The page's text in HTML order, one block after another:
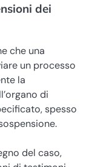
dei
che una
un processo
la
di
spesso
del caso,